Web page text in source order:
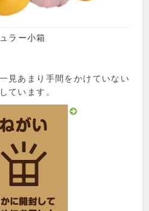
ラー小箱
見あまり手間をかけていない
ています。